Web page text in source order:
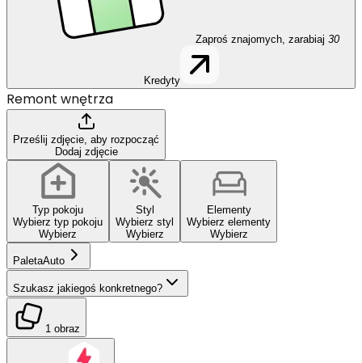
Zaproś znajomych, zarabiaj 30
Kredyty
Remont wnętrza
Prześlij zdjęcie, aby rozpocząć
Dodaj zdjęcie
Typ pokoju
Wybierz typ pokoju
Wybierz
Styl
Wybierz styl
Wybierz
Elementy
Wybierz elementy
Wybierz
PaletaAuto
Szukasz jakiegoś konkretnego?
1 obraz